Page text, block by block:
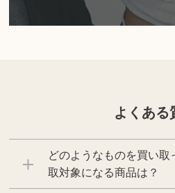
よくある
どのようなものを買い取
取対象になる商品は？